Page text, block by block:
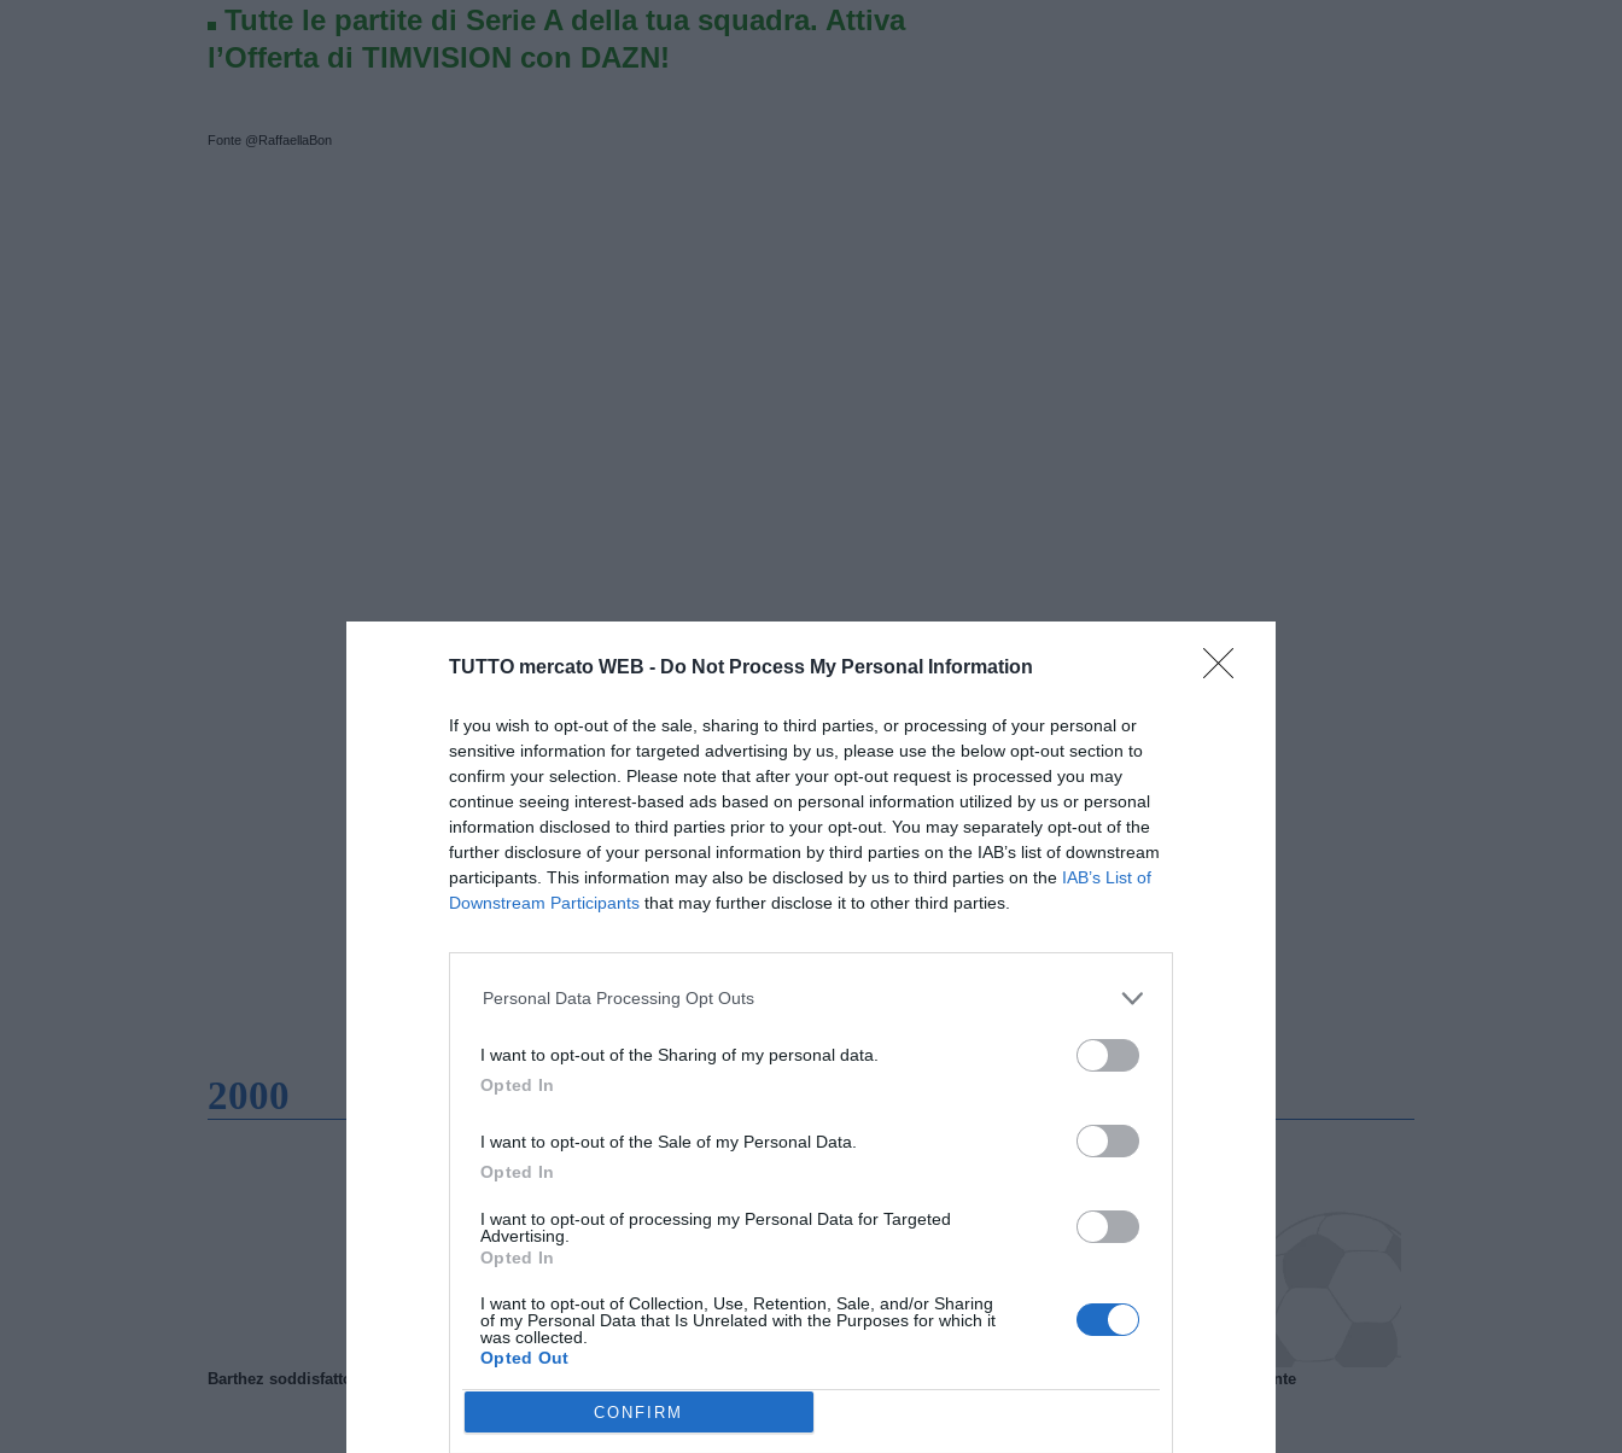
TUTTO mercato WEB - Do Not Process My Personal Information
If you wish to opt-out of the sale, sharing to third parties, or processing of your personal or
sensitive information for targeted advertising by us, please use the below opt-out section to
confirm your selection. Please note that after your opt-out request is processed you may
continue seeing interest-based ads based on personal information utilized by us or personal
information disclosed to third parties prior to your opt-out. You may separately opt-out of the
further disclosure of your personal information by third parties on the IAB’s list of downstream
participants. This information may also be disclosed by us to third parties on the IAB’s List of
Downstream Participants that may further disclose it to other third parties.
Personal Data Processing Opt Outs
I want to opt-out of the Sharing of my personal data.
Opted In
I want to opt-out of the Sale of my Personal Data.
Opted In
I want to opt-out of processing my Personal Data for Targeted
Advertising.
Opted In
I want to opt-out of Collection, Use, Retention, Sale, and/or Sharing
of my Personal Data that Is Unrelated with the Purposes for which it
was collected.
Opted Out
CONFIRM
Tutte le partite di Serie A della tua squadra. Attiva
l’Offerta di TIMVISION con DAZN!
Fonte @RaffaellaBon
2000
Barthez soddisfatto del Manchester United Francia, il Marsiglia senza presidente